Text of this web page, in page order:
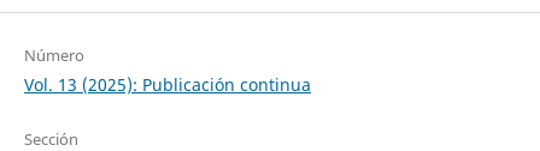
Número
Vol. 13 (2025): Publicación continua
Sección